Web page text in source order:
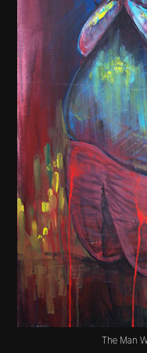
The Man